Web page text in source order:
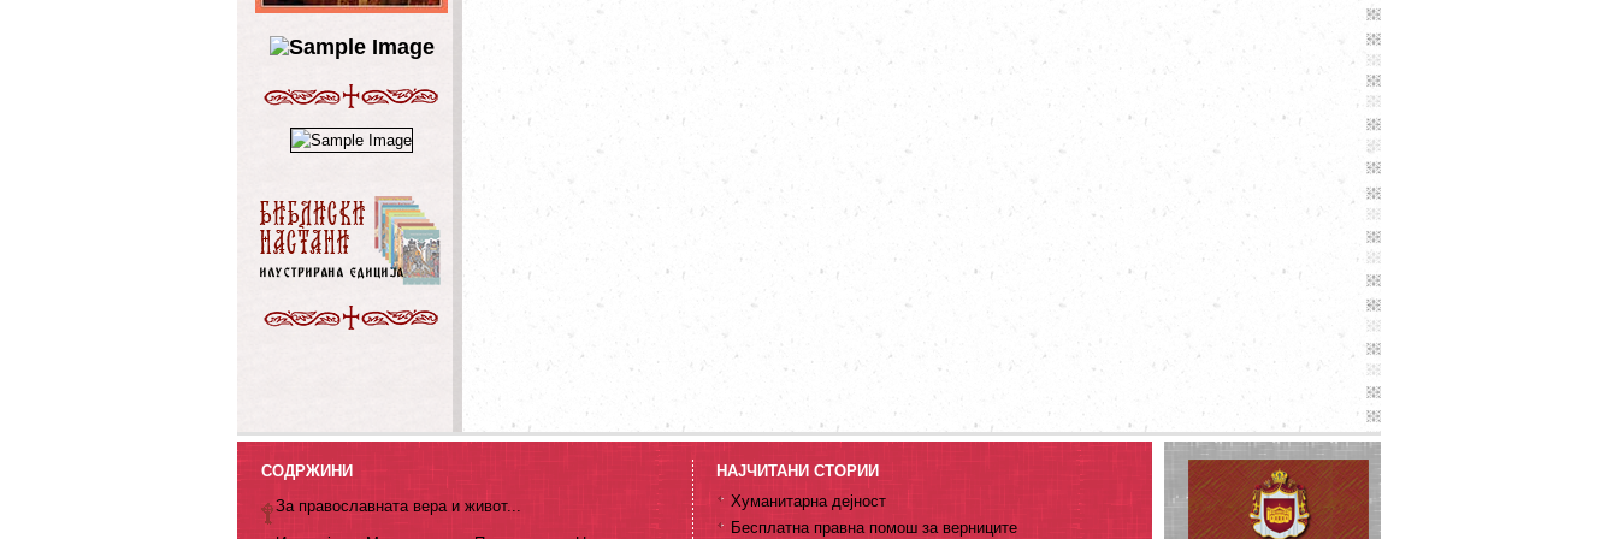
СОДРЖИНИ
За православната вера и живот...
НАЈЧИТАНИ СТОРИИ
Хуманитарна дејност
Бесплатна правна помош за верниците